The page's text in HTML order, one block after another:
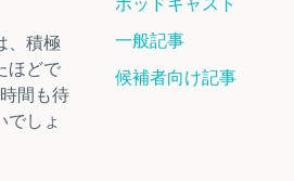
、積極
ほどで
間も待
でしょ
ポッドキャスト
一般記事
候補者向け記事